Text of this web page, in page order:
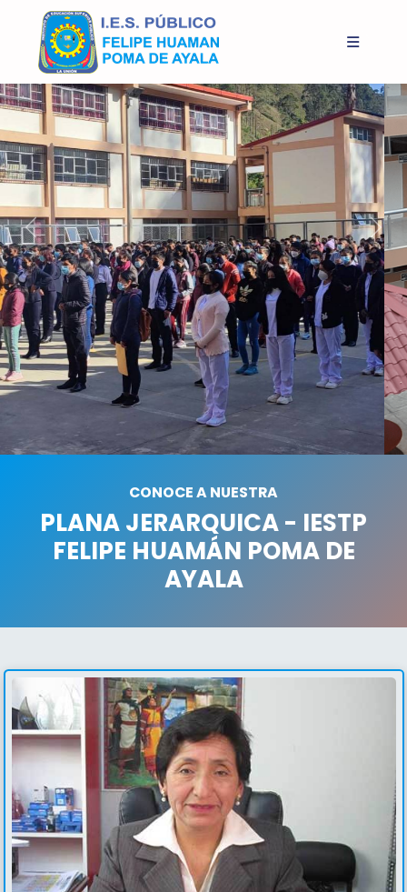
Previous Next
CONOCE A NUESTRA
PLANA JERARQUICA - IESTP
FELIPE HUAMÁN POMA DE
AYALA